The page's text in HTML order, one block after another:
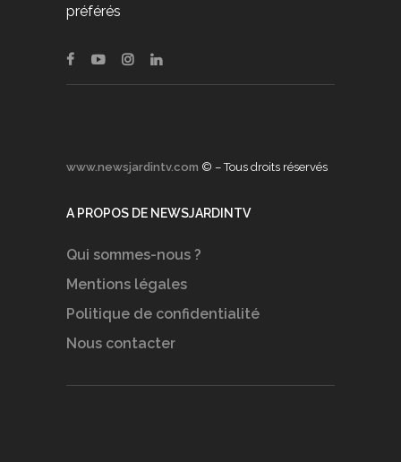
préférés
www.newsjardintv.com © – Tous droits réservés
A PROPOS DE NEWSJARDINTV
Qui sommes-nous ?
Mentions légales
Politique de confidentialité
Nous contacter